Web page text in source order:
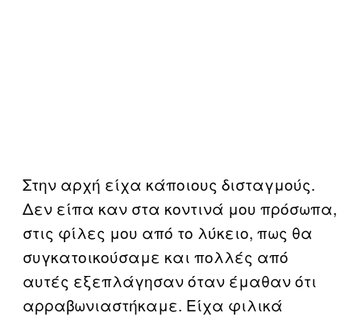
Στην αρχή είχα κάποιους δισταγμούς.
Δεν είπα καν στα κοντινά μου πρόσωπα,
στις φίλες μου από το λύκειο, πως θα
συγκατοικούσαμε και πολλές από
αυτές εξεπλάγησαν όταν έμαθαν ότι
αρραβωνιαστήκαμε. Είχα φιλικά